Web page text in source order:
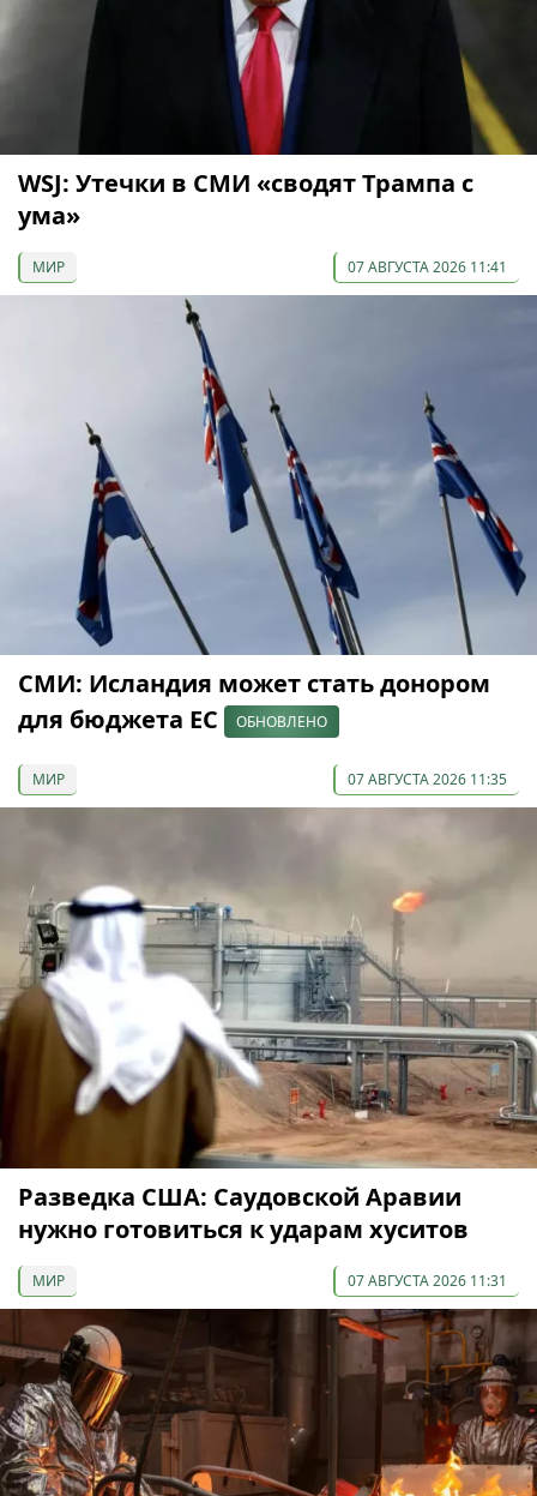
WSJ: Утечки в СМИ «сводят Трампа с
ума»
МИР 07 АВГУСТА 2026 11:41
СМИ: Исландия может стать донором
для бюджета ЕС
ОБНОВЛЕНО
МИР 07 АВГУСТА 2026 11:35
Разведка США: Саудовской Аравии
нужно готовиться к ударам хуситов
МИР 07 АВГУСТА 2026 11:31